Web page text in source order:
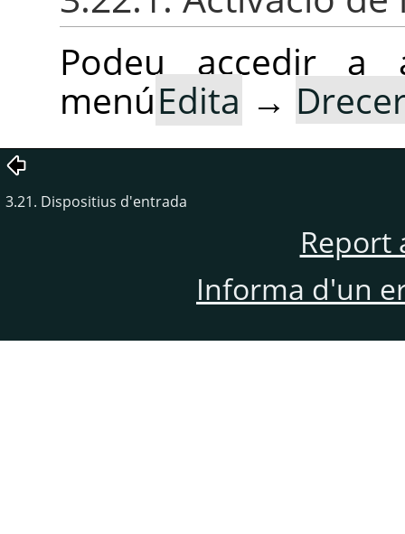
Podeu accedir a
menúEdita →
3.21. Dispositius d'entrada
Report
Informa d'un